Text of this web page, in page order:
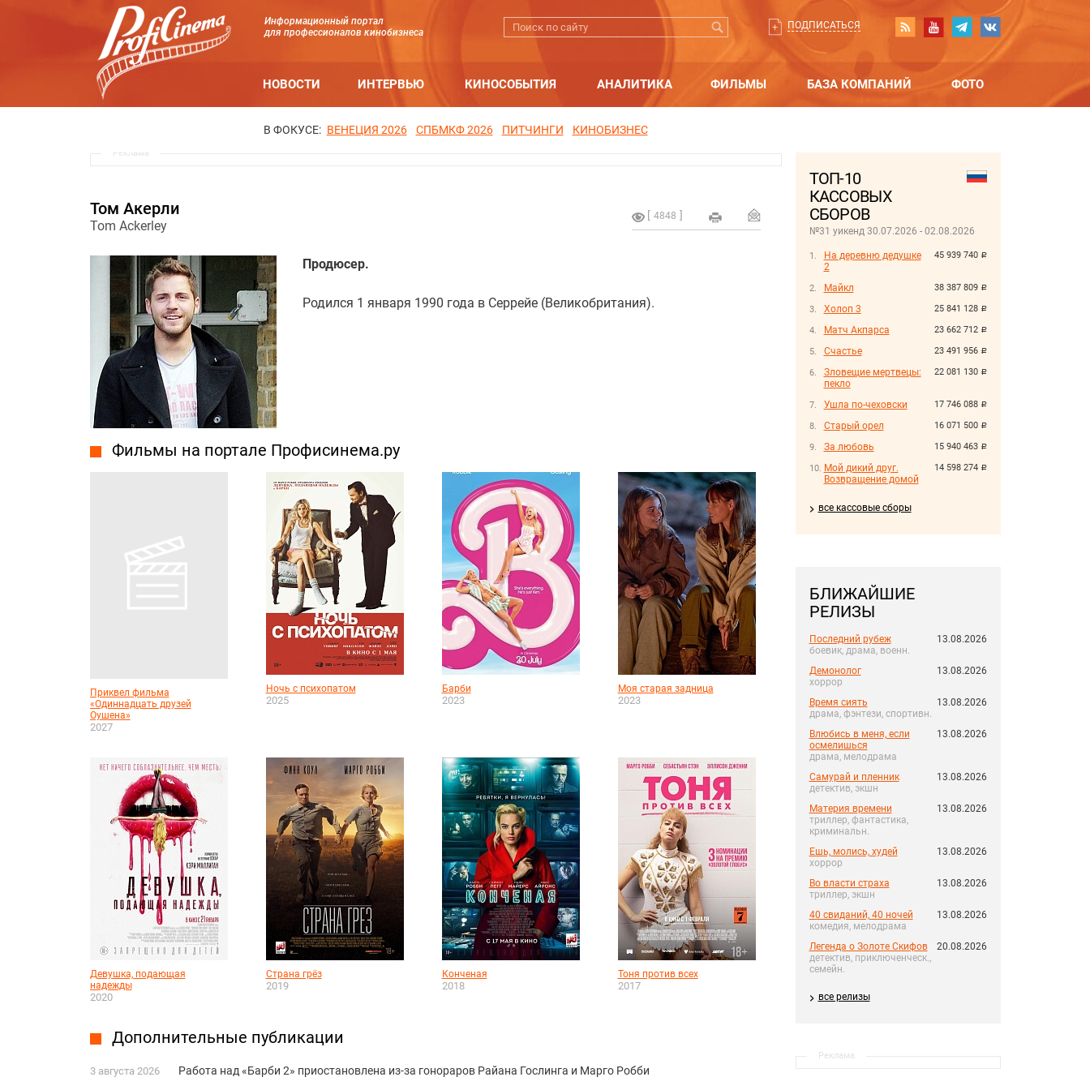
Информационный портал
для профессионалов кинобизнеса
ПОДПИСАТЬСЯ
НОВОСТИ ИНТЕРВЬЮ КИНОСОБЫТИЯ АНАЛИТИКА ФИЛЬМЫ БАЗА КОМПАНИЙ ФОТО
В ФОКУСЕ: ВЕНЕЦИЯ 2026 СПБМКФ 2026 ПИТЧИНГИ КИНОБИЗНЕС
ТОП-10
КАССОВЫХ
СБОРОВ
№31 уикенд 30.07.2026 - 02.08.2026
45 939 740 руб.
На деревню дедушке
2
38 387 809 руб.
Майкл
25 841 128 руб.
Холоп 3
23 662 712 руб.
Матч Акпарса
23 491 956 руб.
Счастье
22 081 130 руб.
Зловещие мертвецы:
пекло
17 746 088 руб.
Ушла по-чеховски
16 071 500 руб.
Старый орел
15 940 463 руб.
За любовь
14 598 274 руб.
Мой дикий друг.
Возвращение домой
все кассовые сборы
БЛИЖАЙШИЕ
РЕЛИЗЫ
Последний рубеж
боевик, драма, военн.
13.08.2026
Демонолог
хоррор
13.08.2026
Время сиять
драма, фэнтези, спортивн.
13.08.2026
Влюбись в меня, если
осмелишься
драма, мелодрама
13.08.2026
Самурай и пленник
детектив, экшн
13.08.2026
Материя времени
триллер, фантастика,
криминальн.
13.08.2026
Ешь, молись, худей
хоррор
13.08.2026
Во власти страха
триллер, экшн
13.08.2026
40 свиданий, 40 ночей
комедия, мелодрама
13.08.2026
Легенда о Золоте Скифов
детектив, приключенческ.,
семейн.
20.08.2026
все релизы
Реклама
Реклама
4848
Том Акерли
Tom Ackerley
Продюсер.
Родился 1 января 1990 года в Серрейе (Великобритания).
Фильмы на портале Профисинема.ру
Приквел фильма
«Одиннадцать друзей
Оушена»
2027
Ночь с психопатом
2025
Барби
2023
Моя старая задница
2023
Девушка, подающая
надежды
2020
Страна грёз
2019
Конченая
2018
Тоня против всех
2017
Дополнительные публикации
3 августа 2026 Работа над «Барби 2» приостановлена из-за гонораров Райана Гослинга и Марго Робби